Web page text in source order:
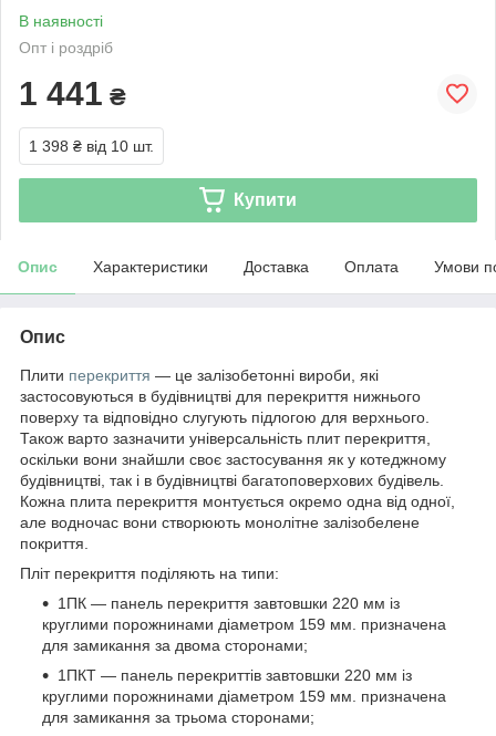
В наявності
Опт і роздріб
1 441 ₴
1 398 ₴ від 10 шт.
Купити
Опис Характеристики Доставка Оплата Умови
Опис
Плити перекриття — це залізобетонні вироби, які
застосовуються в будівництві для перекриття нижнього
поверху та відповідно слугують підлогою для верхнього.
Також варто зазначити універсальність плит перекриття,
оскільки вони знайшли своє застосування як у котеджному
будівництві, так і в будівництві багатоповерхових будівель.
Кожна плита перекриття монтується окремо одна від одної,
але водночас вони створюють монолітне залізобелене
покриття.
Пліт перекриття поділяють на типи:
1ПК — панель перекриття завтовшки 220 мм із
круглими порожнинами діаметром 159 мм. призначена
для замикання за двома сторонами;
1ПКТ — панель перекриттів завтовшки 220 мм із
круглими порожнинами діаметром 159 мм. призначена
для замикання за трьома сторонами;